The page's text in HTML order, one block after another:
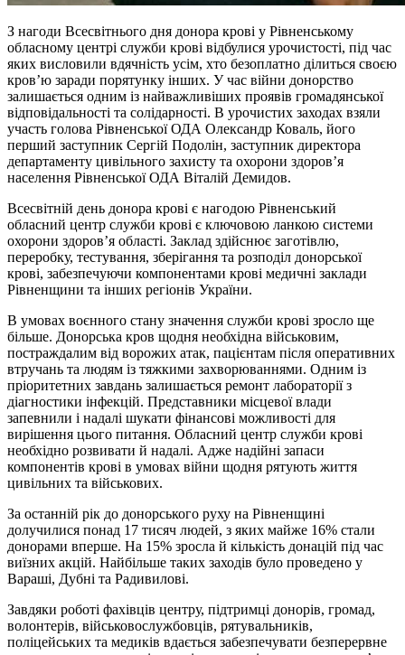
З нагоди Всесвітнього дня донора крові у Рівненському
обласному центрі служби крові відбулися урочистості, під час
яких висловили вдячність усім, хто безоплатно ділиться своєю
кров’ю заради порятунку інших. У час війни донорство
залишається одним із найважливіших проявів громадянської
відповідальності та солідарності. В урочистих заходах взяли
участь голова Рівненської ОДА Олександр Коваль, його
перший заступник Сергій Подолін, заступник директора
департаменту цивільного захисту та охорони здоров’я
населення Рівненської ОДА Віталій Демидов.
Всесвітній день донора крові є нагодою Рівненський
обласний центр служби крові є ключовою ланкою системи
охорони здоров’я області. Заклад здійснює заготівлю,
переробку, тестування, зберігання та розподіл донорської
крові, забезпечуючи компонентами крові медичні заклади
Рівненщини та інших регіонів України.
В умовах воєнного стану значення служби крові зросло ще
більше. Донорська кров щодня необхідна військовим,
постраждалим від ворожих атак, пацієнтам після оперативних
втручань та людям із тяжкими захворюваннями. Одним із
пріоритетних завдань залишається ремонт лабораторії з
діагностики інфекцій. Представники місцевої влади
запевнили і надалі шукати фінансові можливості для
вирішення цього питання. Обласний центр служби крові
необхідно розвивати й надалі. Адже надійні запаси
компонентів крові в умовах війни щодня рятують життя
цивільних та військових.
За останній рік до донорського руху на Рівненщині
долучилися понад 17 тисяч людей, з яких майже 16% стали
донорами вперше. На 15% зросла й кількість донацій під час
виїзних акцій. Найбільше таких заходів було проведено у
Вараші, Дубні та Радивилові.
Завдяки роботі фахівців центру, підтримці донорів, громад,
волонтерів, військовослужбовців, рятувальників,
поліцейських та медиків вдається забезпечувати безперервне